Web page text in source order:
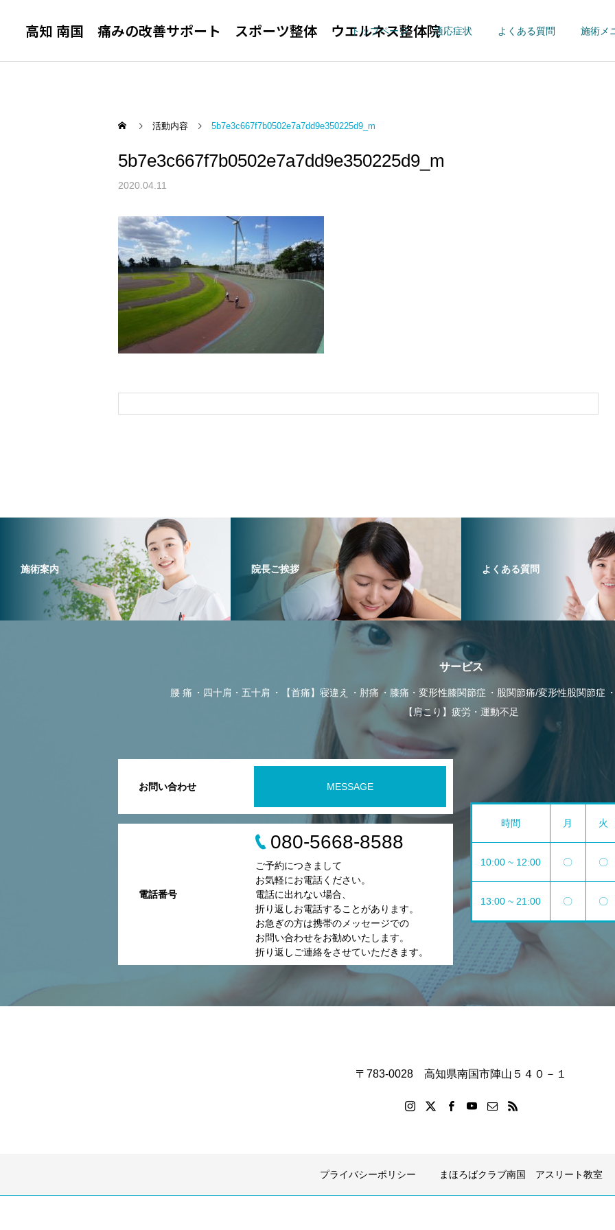
高知 南国 痛みの改善サポート スポーツ整体 ウエルネス整体院
トップページ 適応症状 よくある質問 施術メ
腰 痛 四十肩・五十肩
膝痛・変形性膝関節症
リート教室
して
活動内容 5b7e3c667f7b0502e7a7dd9e350225d9_m
5b7e3c667f7b0502e7a7dd9e350225d9_m
2020.04.11
施術案内 院長ご挨拶 よくある質問
サービス
腰 痛 四十肩・五十肩 【首痛】寝違え 肘痛 膝痛・変形性膝関節症
股関節痛/変形性股関節症
【肩こり】疲労・運動不足
お問い合わせ MESSAGE
電話番号
080-5668-8588
ご予約につきまして
お気軽にお電話ください。
電話に出れない場合、
折り返しお電話することがあります。
お急ぎの方は携帯のメッセージでの
お問い合わせをお勧めいたします。
折り返しご連絡をさせていただきます。
時間 月 火
10:00 ~ 12:00 〇 〇
13:00 ~ 21:00 〇 〇
〒783-0028 高知県南国市陣山５４０－１
プライバシーポリシー まほろばクラブ南国 アスリート教室